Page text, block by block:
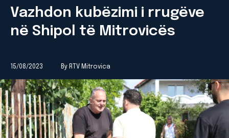
Vazhdon kubëzimi i rrugëve
në Shipol të Mitrovicës
15/08/2023 By RTV Mitrovica